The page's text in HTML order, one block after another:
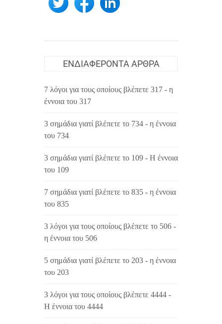
ΕΝΔΙΑΦΈΡΟΝΤΑ ΆΡΘΡΑ
7 λόγοι για τους οποίους βλέπετε 317 - η
έννοια του 317
3 σημάδια γιατί βλέπετε το 734 - η έννοια
του 734
3 σημάδια γιατί βλέπετε το 109 - Η έννοια
του 109
7 σημάδια γιατί βλέπετε το 835 - η έννοια
του 835
3 λόγοι για τους οποίους βλέπετε το 506 -
η έννοια του 506
5 σημάδια γιατί βλέπετε το 203 - η έννοια
του 203
3 λόγοι για τους οποίους βλέπετε 4444 -
Η έννοια του 4444